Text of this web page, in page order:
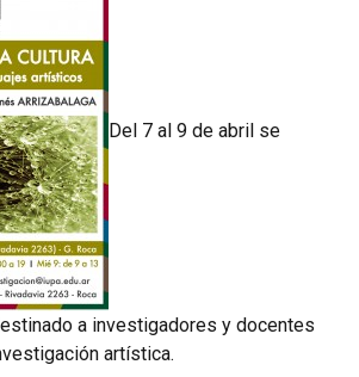
Del 7 al 9 de abril se
a investigadores y docentes
artística.